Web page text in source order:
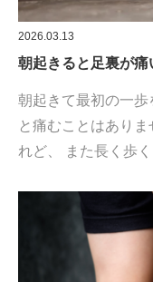
2026.03.13
朝起きると足裏が
朝起きて最初の一歩
と痛むことはあり
れど、 また長く歩